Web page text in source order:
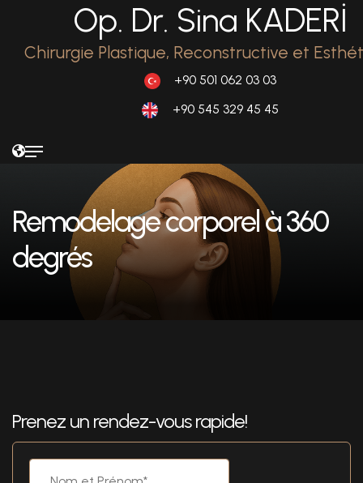
Op. Dr. Sina KADERİ
Chirurgie Plastique, Reconstructive et
+90 501 062 03 03
+90 545 329 45 45
Remodelage corporel à 360
degrés
Prenez un rendez-vous rapide!